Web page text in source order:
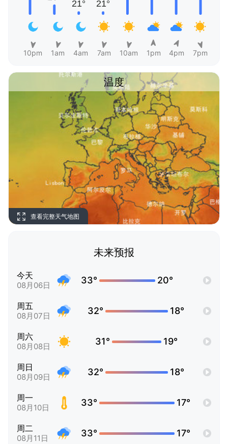
10pm 1am 4am 7am 10am 1pm 4pm 7pm
温度
查看完整天气地图
未来预报
今天
08月06日 33° 20°
周五
08月07日 32° 18°
周六
08月08日 31° 19°
周日
08月09日 32° 18°
周一
08月10日 33° 17°
周二
08月11日 33° 17°